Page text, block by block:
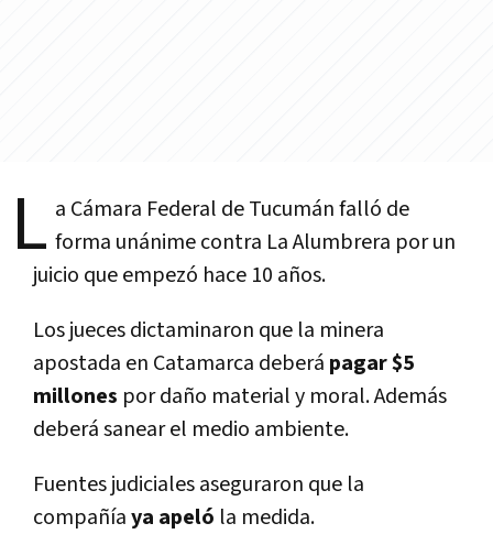
L a Cámara Federal de Tucumán falló de
forma unánime contra La Alumbrera por un
juicio que empezó hace 10 años.
Los jueces dictaminaron que la minera
apostada en Catamarca deberá pagar $5
millones por daño material y moral. Además
deberá sanear el medio ambiente.
Fuentes judiciales aseguraron que la
compañíaya apeló la medida.